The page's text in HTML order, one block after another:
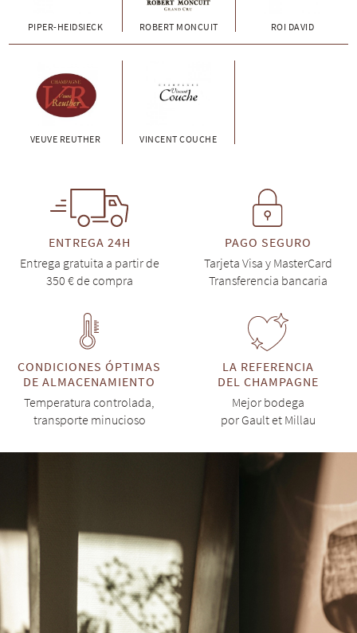
PIPER-HEIDSIECK ROBERT MONCUIT ROI DAVID
VEUVE REUTHER VINCENT COUCHE
ENTREGA 24H
Entrega gratuita a partir de
350 € de compra
PAGO SEGURO
Tarjeta Visa y MasterCard
Transferencia bancaria
CONDICIONES ÓPTIMAS
DE ALMACENAMIENTO
Temperatura controlada,
transporte minucioso
LA REFERENCIA
DEL CHAMPAGNE
Mejor bodega
por Gault et Millau